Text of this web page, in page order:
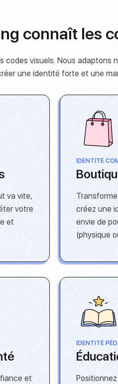
connaît les
codes visuels. Nous adaptons
une identité forte et une
va vite,
votre
et
IDENTITÉ
créez une
envie de
(physique
et
IDENTITÉ